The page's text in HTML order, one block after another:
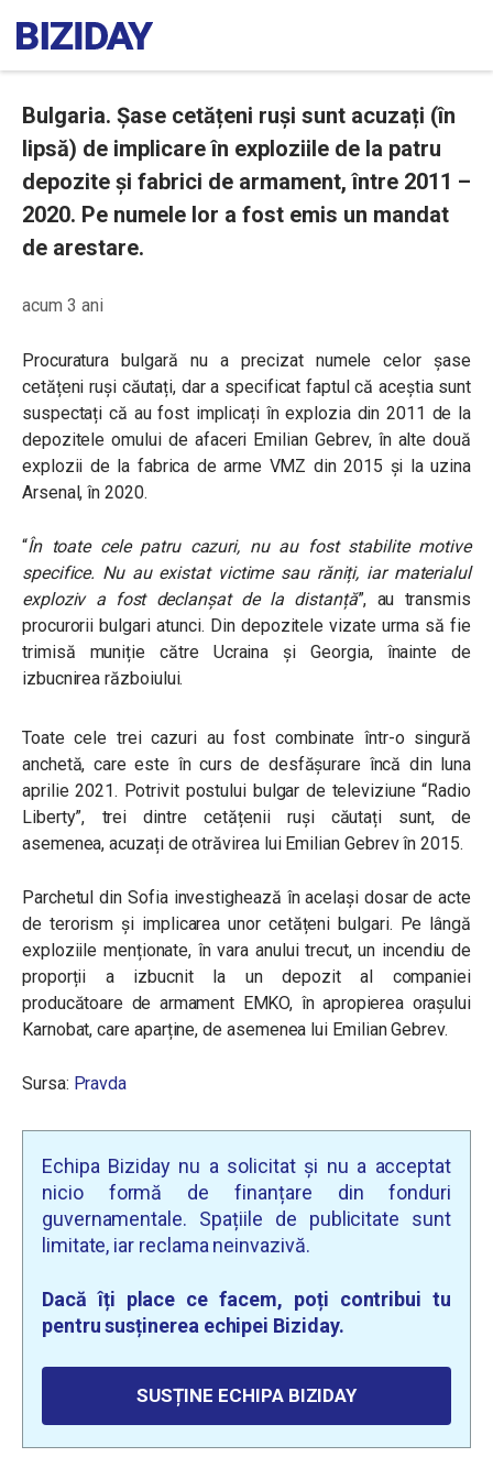
Bulgaria. Șase cetățeni ruși sunt acuzați (în
lipsă) de implicare în exploziile de la patru
depozite și fabrici de armament, între 2011 –
2020. Pe numele lor a fost emis un mandat
de arestare.
acum 3 ani
Procuratura bulgară nu a precizat numele celor șase
cetățeni ruși căutați, dar a specificat faptul că aceștia sunt
suspectați că au fost implicați în explozia din 2011 de la
depozitele omului de afaceri Emilian Gebrev, în alte două
explozii de la fabrica de arme VMZ din 2015 și la uzina
Arsenal, în 2020.
“În toate cele patru cazuri, nu au fost stabilite motive
specifice. Nu au existat victime sau răniți, iar materialul
exploziv a fost declanșat de la distanță”, au transmis
procurorii bulgari atunci. Din depozitele vizate urma să fie
trimisă muniție către Ucraina și Georgia, înainte de
izbucnirea războiului.
Toate cele trei cazuri au fost combinate într-o singură
anchetă, care este în curs de desfășurare încă din luna
aprilie 2021. Potrivit postului bulgar de televiziune “Radio
Liberty”, trei dintre cetățenii ruși căutați sunt, de
asemenea, acuzați de otrăvirea lui Emilian Gebrev în 2015.
Parchetul din Sofia investighează în același dosar de acte
de terorism și implicarea unor cetățeni bulgari. Pe lângă
exploziile menționate, în vara anului trecut, un incendiu de
proporții a izbucnit la un depozit al companiei
producătoare de armament EMKO, în apropierea orașului
Karnobat, care aparține, de asemenea lui Emilian Gebrev.
Sursa: Pravda
Echipa Biziday nu a solicitat și nu a acceptat
nicio formă de finanțare din fonduri
guvernamentale. Spațiile de publicitate sunt
limitate, iar reclama neinvazivă.
Dacă îți place ce facem, poți contribui tu
pentru susținerea echipei Biziday.
SUSȚINE ECHIPA BIZIDAY